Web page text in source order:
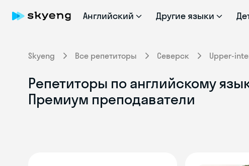
Английский Другие языки
Skyeng Все репетиторы Северск Upper-
Репетиторы по английскому
Премиум преподаватели